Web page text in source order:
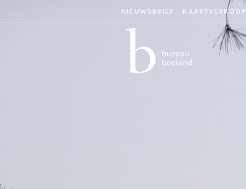
NIEUWSBRIEF KAARTVERKOOP